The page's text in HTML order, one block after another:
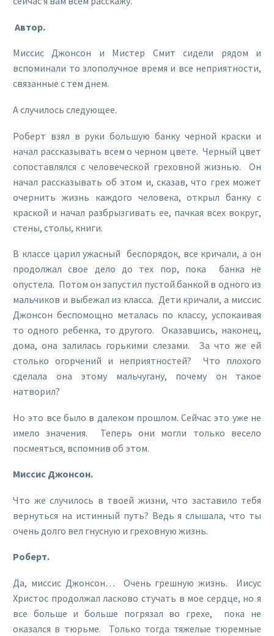
Автор.
Миссис Джонсон и Мистер Смит сидели рядом и
вспоминали то злополучное время и все неприятности,
связанные с тем днем.
А случилось следующее.
Роберт взял в руки большую банку черной краски и
начал рассказывать всем о черном цвете. Черный цвет
сопоставлялся с человеческой греховной жизнью. Он
начал рассказывать об этом и, сказав, что грех может
очернить жизнь каждого человека, открыл банку с
краской и начал разбрызгивать ее, пачкая всех вокруг,
стены, столы, книги.
В классе царил ужасный беспорядок, все кричали, а он
продолжал свое дело до тех пор, пока банка не
опустела. Потом он запустил пустой банкой в одного из
мальчиков и выбежал из класса. Дети кричали, а миссис
Джонсон беспомощно металась по классу, успокаивая
то одного ребенка, то другого. Оказавшись, наконец,
дома, она залилась горькими слезами. За что же ей
столько огорчений и неприятностей? Что плохого
сделала она этому мальчугану, почему он такое
натворил?
Но это все было в далеком прошлом. Сейчас это уже не
имело значения. Теперь они могли только весело
посмеяться, вспомнив об этом.
Миссис Джонсон.
Что же случилось в твоей жизни, что заставило тебя
вернуться на истинный путь? Ведь я слышала, что ты
очень долго вел гнусную и греховную жизнь.
Роберт.
Да, миссис Джонсон… Очень грешную жизнь. Иисус
Христос продолжал ласково стучать в мое сердце, но я
все больше и больше погрязал во грехе, пока не
оказался в тюрьме. Только тогда тяжелые тюремные